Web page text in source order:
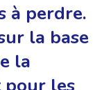
à perdre.
la base
la